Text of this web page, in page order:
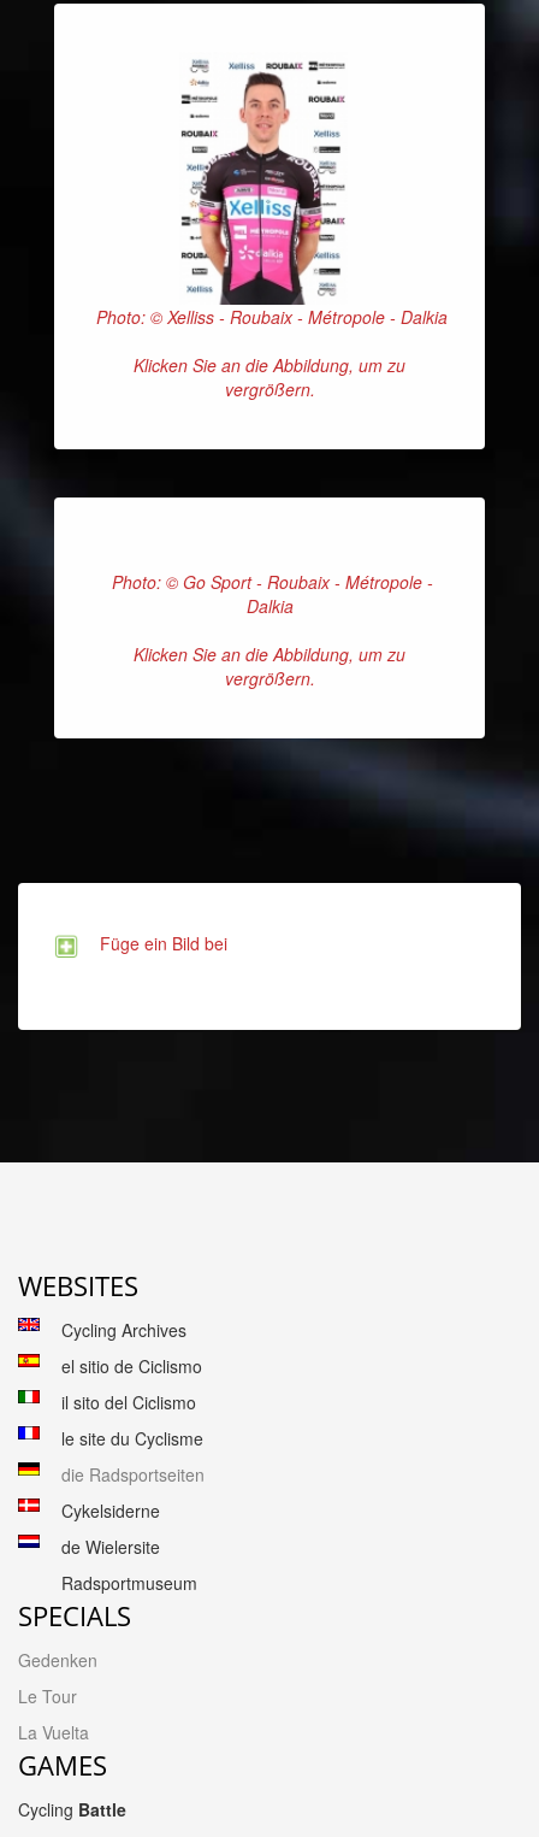
Photo: © Xelliss - Roubaix - Métropole - Dalkia
Klicken Sie an die Abbildung, um zu
vergrößern.
Photo: © Go Sport - Roubaix - Métropole -
Dalkia
Klicken Sie an die Abbildung, um zu
vergrößern.
Füge ein Bild bei
WEBSITES
Cycling Archives
el sitio de Ciclismo
il sito del Ciclismo
le site du Cyclisme
die Radsportseiten
Cykelsiderne
de Wielersite
Radsportmuseum
SPECIALS
Gedenken
Le Tour
La Vuelta
GAMES
Cycling Battle